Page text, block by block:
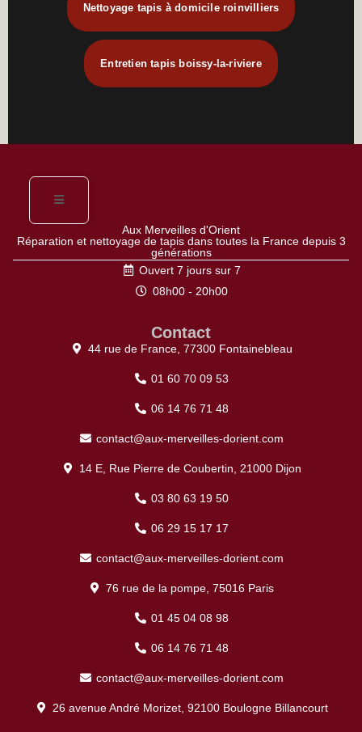
Nettoyage tapis à domicile roinvilliers
Entretien tapis boissy-la-riviere
Aux Merveilles d'Orient
Réparation et nettoyage de tapis dans toutes la France depuis 3
générations
Ouvert 7 jours sur 7
08h00 - 20h00
Contact
44 rue de France, 77300 Fontainebleau
01 60 70 09 53
06 14 76 71 48
contact@aux-merveilles-dorient.com
14 E, Rue Pierre de Coubertin, 21000 Dijon
03 80 63 19 50
06 29 15 17 17
contact@aux-merveilles-dorient.com
76 rue de la pompe, 75016 Paris
01 45 04 08 98
06 14 76 71 48
contact@aux-merveilles-dorient.com
26 avenue André Morizet, 92100 Boulogne Billancourt